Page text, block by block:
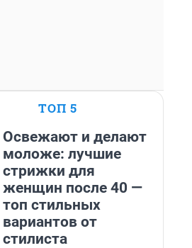
ТОП 5
Освежают и делают
моложе: лучшие
стрижки для
женщин после 40 —
топ стильных
вариантов от
стилиста